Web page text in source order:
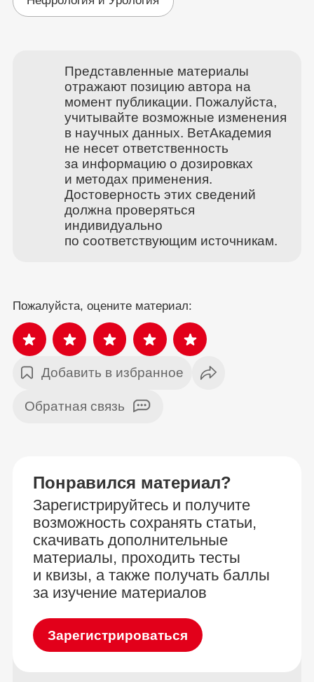
Представленные материалы
отражают позицию автора на
момент публикации. Пожалуйста,
учитывайте возможные изменения
в научных данных. ВетАкадемия
не несет ответственность
за информацию о дозировках
и методах применения.
Достоверность этих сведений
должна проверяться
индивидуально
по соответствующим источникам.
Пожалуйста, оцените материал:
Добавить в избранное
Обратная связь
Понравился материал?
Зарегистрируйтесь и получите
возможность сохранять статьи,
скачивать дополнительные
материалы, проходить тесты
и квизы, а также получать баллы
за изучение материалов
Зарегистрироваться